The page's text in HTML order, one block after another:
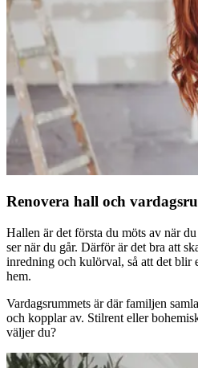
Renovera hall och
Hallen är det första du möts av när
ser när du går. Därför är det bra att
inredning och kulörval, så att det blir
hem.
Vardagsrummets är där familjen
och kopplar av. Stilrent eller
väljer du?